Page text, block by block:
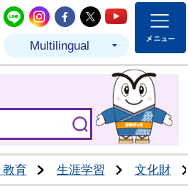
結城市公式LINE
結城市公式Instagram
結城市公式
結城市公式
結城市
Multilingual
育 生涯学習 文化財